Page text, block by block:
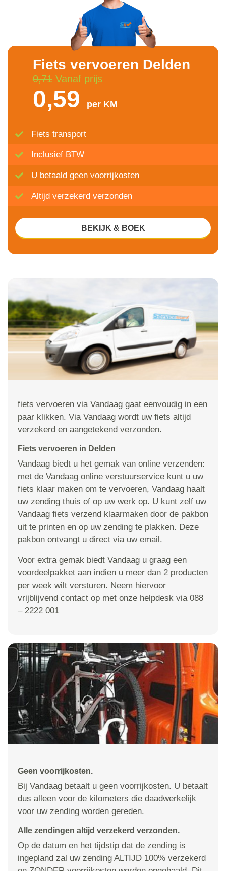
fiets vervoeren via Vandaag gaat eenvoudig in een
paar klikken. Via Vandaag wordt uw fiets altijd
verzekerd en aangetekend verzonden.
Fiets vervoeren in Delden
Vandaag biedt u het gemak van online verzenden:
met de Vandaag online verstuurservice kunt u uw
fiets klaar maken om te vervoeren, Vandaag haalt
uw zending thuis of op uw werk op. U kunt zelf uw
Vandaag fiets verzend klaarmaken door de pakbon
uit te printen en op uw zending te plakken. Deze
pakbon ontvangt u direct via uw email.
Voor extra gemak biedt Vandaag u graag een
voordeelpakket aan indien u meer dan 2 producten
per week wilt versturen. Neem hiervoor
vrijblijvend contact op met onze helpdesk via 088
– 2222 001
Fiets vervoeren Delden
0,71Vanaf prijs
0,59 per KM
Fiets transport
Inclusief BTW
U betaald geen voorrijkosten
Altijd verzekerd verzonden
BEKIJK & BOEK
Geen voorrijkosten.
Bij Vandaag betaalt u geen voorrijkosten. U betaalt
dus alleen voor de kilometers die daadwerkelijk
voor uw zending worden gereden.
Alle zendingen altijd verzekerd verzonden.
Op de datum en het tijdstip dat de zending is
ingepland zal uw zending ALTIJD 100% verzekerd